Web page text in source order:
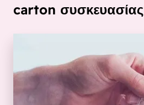
carton συσκευασίας